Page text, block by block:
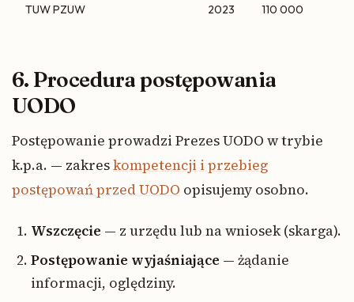
TUW PZUW 2023 110 000
6. Procedura postępowania
UODO
Postępowanie prowadzi Prezes UODO w trybie
k.p.a. — zakreskompetencji i przebieg
postępowań przed UODO opisujemy osobno.
Wszczęcie — z urzędu lub na wniosek (skarga).
Postępowanie wyjaśniające — żądanie
informacji, oględziny.